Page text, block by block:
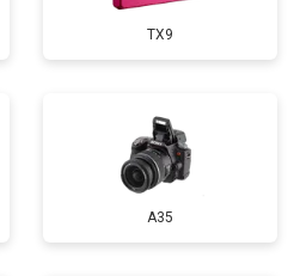
TX9
A35